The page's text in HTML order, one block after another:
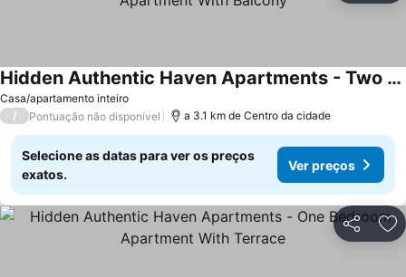
Casa/apartamento inteiro
Hidden Authentic Haven Apartments - Two Bedroom Apartment With Balcony
/ Pontuação não disponível a 3.1 km de Centro da cidade
Selecione as datas para ver os preços
exatos.
Ver preços
Partilhar